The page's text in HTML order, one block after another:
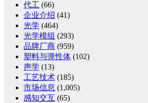
代工 (66)
企业介绍 (41)
光学 (464)
光学模组 (293)
品牌厂商 (959)
塑料与弹性体 (102)
声学 (13)
工艺技术 (185)
市场信息 (1,005)
感知交互 (65)